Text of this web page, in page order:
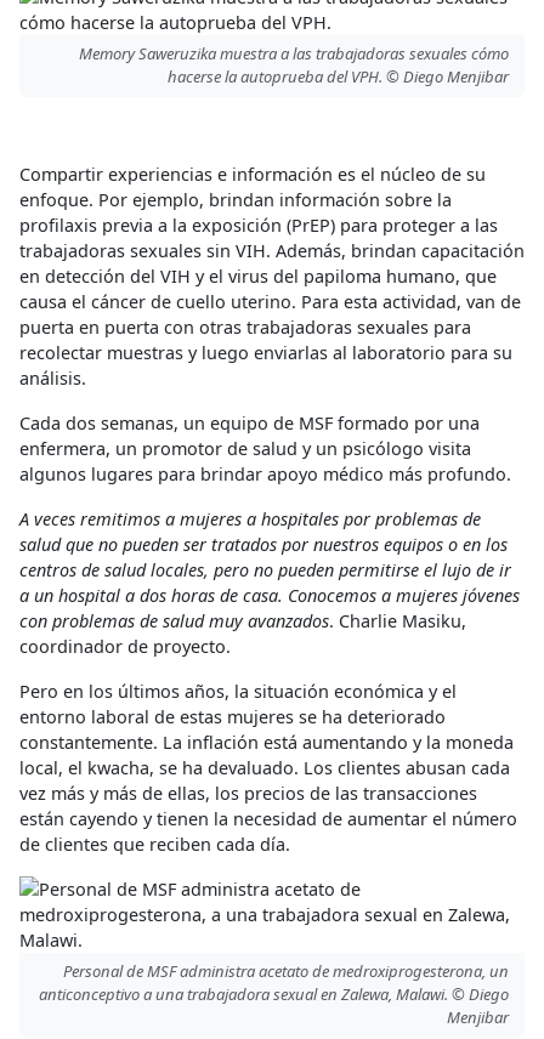
Memory Saweruzika muestra a las trabajadoras sexuales cómo
hacerse la autoprueba del VPH. © Diego Menjibar
Compartir experiencias e información es el núcleo de su
enfoque. Por ejemplo, brindan información sobre la
profilaxis previa a la exposición (PrEP) para proteger a las
trabajadoras sexuales sin VIH. Además, brindan capacitación
en detección del VIH y el virus del papiloma humano, que
causa el cáncer de cuello uterino. Para esta actividad, van de
puerta en puerta con otras trabajadoras sexuales para
recolectar muestras y luego enviarlas al laboratorio para su
análisis.
Cada dos semanas, un equipo de MSF formado por una
enfermera, un promotor de salud y un psicólogo visita
algunos lugares para brindar apoyo médico más profundo.
A veces remitimos a mujeres a hospitales por problemas de
salud que no pueden ser tratados por nuestros equipos o en los
centros de salud locales, pero no pueden permitirse el lujo de ir
a un hospital a dos horas de casa. Conocemos a mujeres jóvenes
con problemas de salud muy avanzados. Charlie Masiku,
coordinador de proyecto.
Pero en los últimos años, la situación económica y el
entorno laboral de estas mujeres se ha deteriorado
constantemente. La inflación está aumentando y la moneda
local, el kwacha, se ha devaluado. Los clientes abusan cada
vez más y más de ellas, los precios de las transacciones
están cayendo y tienen la necesidad de aumentar el número
de clientes que reciben cada día.
Personal de MSF administra acetato de medroxiprogesterona, un
anticonceptivo a una trabajadora sexual en Zalewa, Malawi. © Diego
Menjibar